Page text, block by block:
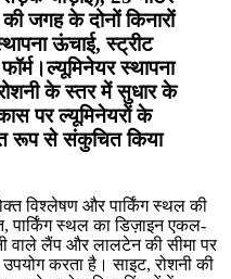
की जगह के दोनों किनारों
ऊंचाई, स्ट्रीट
स्थापना
के स्तर में सुधार के
पर ल्यूमिनेयरों के
रूप से संकुचित किया